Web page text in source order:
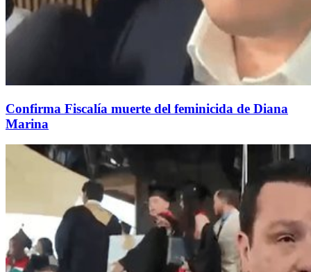
Confirma Fiscalía muerte del feminicida de Diana
Marina